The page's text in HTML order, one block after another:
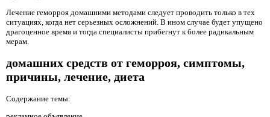
Лечение геморроя домашними методами следует проводить только в тех
ситуациях, когда нет серьезных осложнений. В ином случае будет упущено
драгоценное время и тогда специалисты прибегнут к более радикальным
мерам.
домашних средств от геморроя, симптомы,
причины, лечение, диета
Содержание темы: